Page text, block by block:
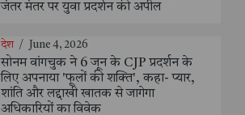
जंतर मंतर पर युवा प्रदर्शन की अपील
देश / June 4, 2026
सोनम वांगचुक ने 6 जून के CJP प्रदर्शन के
लिए अपनाया 'फूलों की शक्ति', कहा- प्यार,
शांति और लद्दाखी खातक से जागेगा
अधिकारियों का विवेक